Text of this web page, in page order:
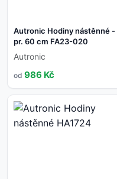
Autronic Hodiny nástěnné -
pr. 60 cm FA23-020
Autronic
od 986 Kč